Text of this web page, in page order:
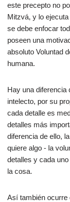
este precepto no
Mitzvá, y lo
se debe enfocar
poseen una
absoluto Voluntad
humana.
Hay una diferencia
intelecto, por su
cada detalle es
detalles más
diferencia de ello,
quiere algo - la
detalles y cada
la cosa.
Así también ocurre